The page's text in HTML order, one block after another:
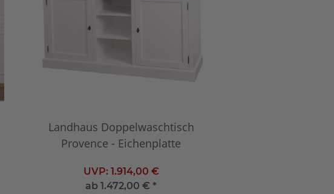
Landhaus Doppelwaschtisch
Provence - Eichenplatte
UVP: 1.914,00 €
ab 1.472,00 € *